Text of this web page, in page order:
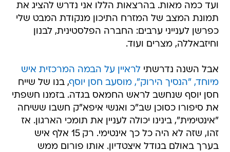
ועד כמה מאות. בהרצאות הללו אני נדרש להציג את
תמונת המצב של המזרח התיכון מנקודת המבט שלי
כפרשן לענייני ערבים: החברה הפלסטינית, לבנון
וחיזבאללה, מצרים ועוד.
אבל השנה נדרשתילראיין על הבמה המרכזית איש
מיוחד, "הנסיך הירוק", מוסעב חסן יוסף, בנו של שייח
חסן יוסף שנחשב לראש החמאס בגדה. בזמנו חשפתי
את סיפורו כסוכן שב"כ ואנשי איפא"ק חשבו ששיחה
"אינטימית", בינינו יכולה לעניין את תומכי הארגון. אז
זהו, שזה לא היה כל כך אינטימי. רק 15 אלף איש
בערך באולם בגודל איצטדיון. אותו פורום ממש